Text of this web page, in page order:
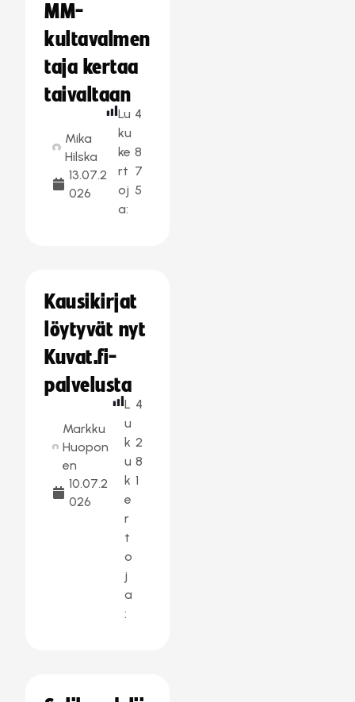
MM-
kultavalmen
taja kertaa
taivaltaan
Mika
Hilska
13.07.2
026
Lu
ku
ke
rt
oj
a:
4
8
7
5
Kausikirjat
löytyvät nyt
Kuvat.fi-
palvelusta
Markku
Huopon
en
10.07.2
026
L
u
k
u
k
e
r
t
o
j
a
:
4
2
8
1